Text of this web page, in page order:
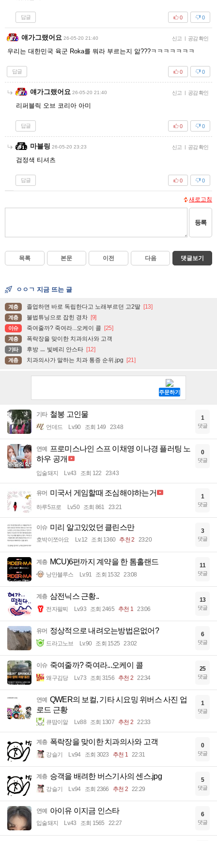
답글 0
0
얘가그랬어요 26-05-20 21:40 신고 공감 확인
우리는 대한민국 육군 Roka를 뭐라 부르는지 앎???ㅋㅋㅋㅋㅋㅋㅋ
답글 0
0
얘가그랬어요 26-05-20 21:40 신고 공감 확인
리퍼블릭 오브 코리아 아미
답글 0
0
마블링 26-05-20 23:23 신고 공감 확인
검정색 티셔츠
답글 0
0
새로고침
등록
목록 본문 이전 다음 댓글보기
ㅇㅇㄱ 지금 뜨는 글
계층 졸업하면 바로 독립한다고 노래부르던 고2딸 [13]
계층 불법튜닝으로 잡힌 경차 [9]
이슈 죽여줄까? 죽여라...오케이 콜 [25]
계층 폭락장을 맞이한 치과의사와 고객
기타 후방 ㅡ 빛베리 안스타 [12]
계층 치과의사가 말하는 치과 통증 순위.jpg [21]
기타 철봉 고인물
언데드 Lv.90 조회 149 23:48
1
댓글
연예
프로미스나인 스프 이채영 이나경 플러팅 노
하우 공개
입술돼지 Lv.43 조회 122 23:43
0
댓글
유머 미국서 게임할때 조심해야하는거
하루5프로 Lv.50 조회 861 23:21
1
댓글
이슈 미리 알고있었던 클린스만
호박이쪼아요 Lv.12 조회 1360 추천 2 23:20
3
댓글
계층 MCU)6편까지 계약을 한 톰홀랜드
낭만블루스 Lv.91 조회 1532 23:08
11
댓글
계층 삼전닉스 근황..
전자팔찌 Lv.93 조회 2465 추천 1 23:06
13
댓글
유머 정상적으로 내려오는방법은없어?
드라고노브 Lv.90 조회 1525 23:02
6
댓글
이슈 죽여줄까? 죽여라...오케이 콜
왜구김당 Lv.73 조회 3156 추천 2 22:34
25
댓글
연예
QWER의 보컬, 기타 시요밍 위버스 사진 업
로드 근황
큐땁이알 Lv.88 조회 1307 추천 2 22:33
1
댓글
계층 폭락장을 맞이한 치과의사와 고객
강슬기 Lv.94 조회 3023 추천 1 22:31
0
댓글
계층 승객을 배려한 버스기사의 센스.jpg
강슬기 Lv.94 조회 2366 추천 2 22:29
5
댓글
연예 아이유 이지금 인스타
입술돼지 Lv.43 조회 1565 22:27
6
댓글